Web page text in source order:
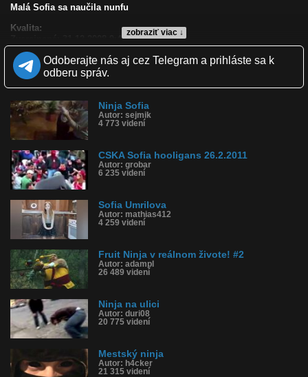
zobraziť viac ↓
Malá Sofia sa naučila nunfu
Kvalita:
Zverejnené: 31.12.2008 9:45
Páči sa: 0% (2 hlasov)
Obľúbené: 0
Komentárov: 0
Tagy: sofia
História sledovanosti videa:
Odoberajte nás aj cez Telegram a prihláste sa k
odberu správ.
Ninja Sofia
Autor: sejmik
4 773 videní
CSKA Sofia hooligans 26.2.2011
Autor: grobar
6 235 videní
Sofia Umrilova
Autor: mathias412
4 259 videní
Fruit Ninja v reálnom živote! #2
Autor: adampl
26 489 videní
Ninja na ulici
Autor: duri08
20 775 videní
Mestský ninja
Autor: h4cker
21 315 videní